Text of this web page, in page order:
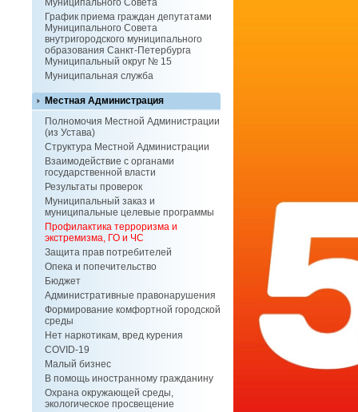
Муниципального Совета
График приема граждан депутатами
Муниципального Совета
внутригородского муниципального
образования Санкт-Петербурга
Муниципальный округ № 15
Муниципальная служба
Местная Администрация
Полномочия Местной Администрации
(из Устава)
Структура Местной Администрации
Взаимодействие с органами
государственной власти
Результаты проверок
Муниципальный заказ и
муниципальные целевые программы
Профилактика терроризма и
экстремизма, ГО и ЧС
Защита прав потребителей
Опека и попечительство
Бюджет
Административные правонарушения
Формирование комфортной городской
среды
Нет наркотикам, вред курения
COVID-19
Малый бизнес
В помощь иностранному гражданину
Охрана окружающей среды,
экологическое просвещение